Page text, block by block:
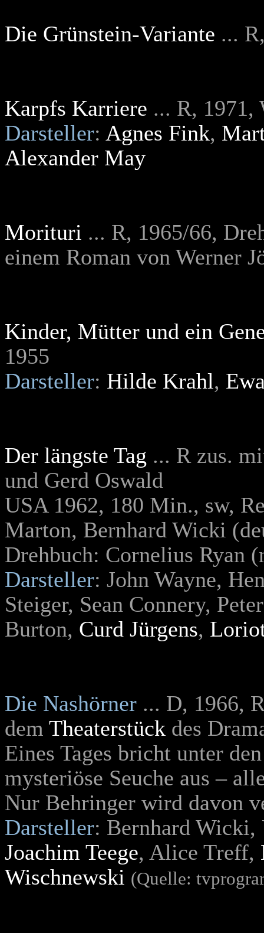
Die Grünstein-Variante ...
Karpfs Karriere ... R, 1971,
Darsteller: Agnes Fink,
Alexander May
Morituri ... R, 1965/66,
einem Roman von Werner
Kinder, Mütter und ein
1955
Darsteller: Hilde Krahl,
Der längste Tag ... R zus.
und Gerd Oswald
USA 1962, 180 Min., sw,
Marton, Bernhard Wicki
Drehbuch: Cornelius Ryan
Darsteller: John Wayne,
Steiger, Sean Connery,
Burton, Curd Jürgens,
Die Nashörner ... D, 1966,
dem Theaterstück des
Eines Tages bricht unter
mysteriöse Seuche aus –
Nur Behringer wird davon
Darsteller: Bernhard
Joachim Teege, Alice Treff,
Wischnewski (Quelle: